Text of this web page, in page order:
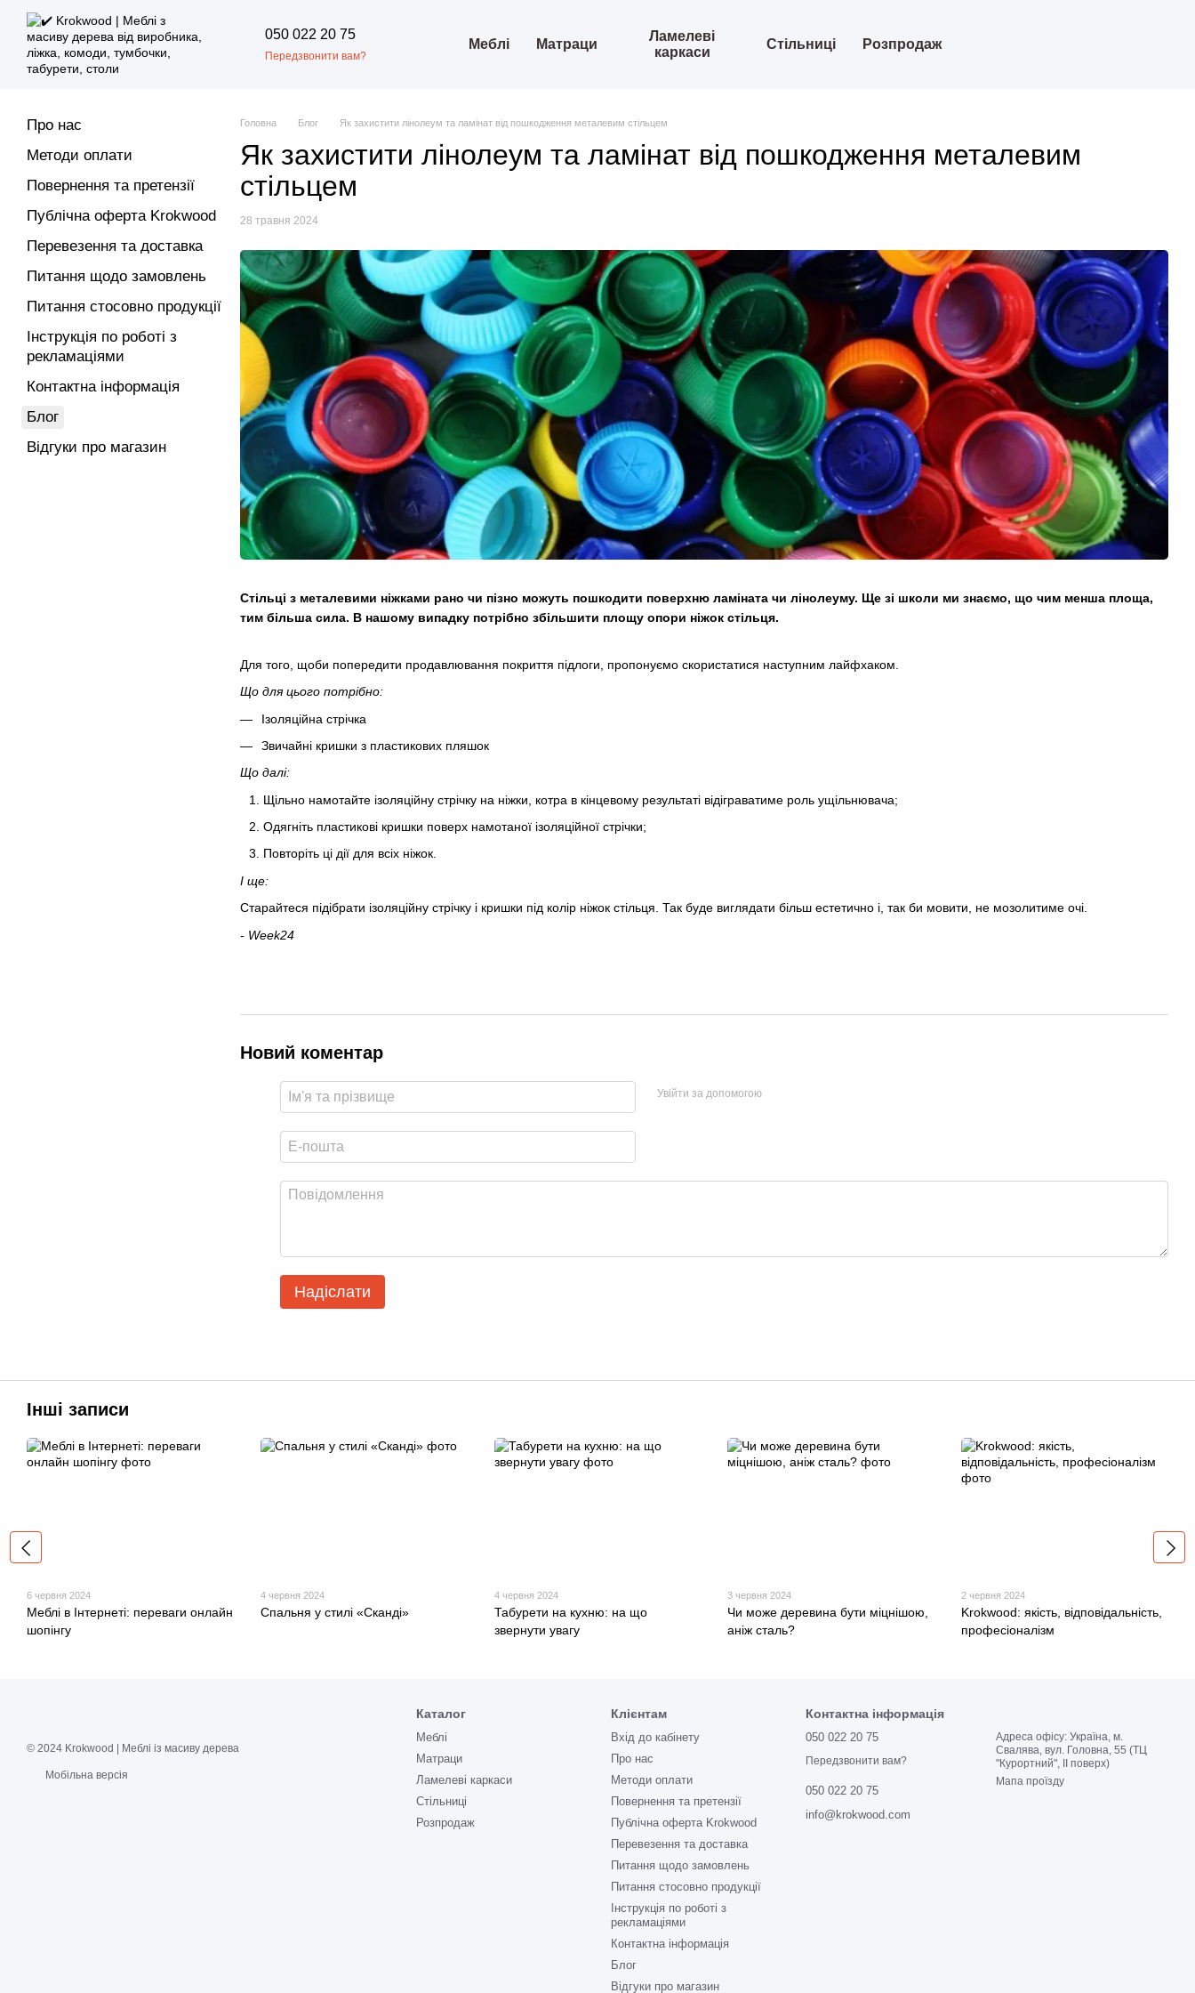
Перейти до основного контенту
050 022 20 75
Передзвонити вам?
Меблі Матраци
Ламелеві
каркаси
Стільниці Розпродаж
Головна Блог Як захистити лінолеум та ламінат від пошкодження металевим стільцем
Як захистити лінолеум та ламінат від пошкодження металевим
стільцем
28 травня 2024
Стільці з металевими ніжками рано чи пізно можуть пошкодити поверхню ламіната чи лінолеуму. Ще зі школи ми знаємо, що чим менша площа,
тим більша сила. В нашому випадку потрібно збільшити площу опори ніжок стільця.
Для того, щоби попередити продавлювання покриття підлоги, пропонуємо скористатися наступним лайфхаком.
Що для цього потрібно:
Ізоляційна стрічка
Звичайні кришки з пластикових пляшок
Що далі:
Щільно намотайте ізоляційну стрічку на ніжки, котра в кінцевому результаті відіграватиме роль ущільнювача;
Одягніть пластикові кришки поверх намотаної ізоляційної стрічки;
Повторіть ці дії для всіх ніжок.
І ще:
Старайтеся підібрати ізоляційну стрічку і кришки під колір ніжок стільця. Так буде виглядати більш естетично і, так би мовити, не мозолитиме очі.
- Week24
Новий коментар
Увійти за допомогою
Надіслати
Про нас
Методи оплати
Повернення та претензії
Публічна оферта Krokwood
Перевезення та доставка
Питання щодо замовлень
Питання стосовно продукції
Інструкція по роботі з
рекламаціями
Контактна інформація
Блог
Відгуки про магазин
Інші записи
6 червня 2024
Меблі в Інтернеті: переваги онлайн
шопінгу
4 червня 2024
Спальня у стилі «Сканді»
4 червня 2024
Табурети на кухню: на що
звернути увагу
3 червня 2024
Чи може деревина бути міцнішою,
аніж сталь?
2 червня 2024
Krokwood: якість, відповідальність,
професіоналізм
© 2024 Krokwood | Меблі із масиву дерева
Мобільна версія
Каталог
Меблі
Матраци
Ламелеві каркаси
Стільниці
Розпродаж
Клієнтам
Вхід до кабінету
Про нас
Методи оплати
Повернення та претензії
Публічна оферта Krokwood
Перевезення та доставка
Питання щодо замовлень
Питання стосовно продукції
Інструкція по роботі з
рекламаціями
Контактна інформація
Блог
Відгуки про магазин
Контактна інформація
050 022 20 75
Передзвонити вам?
050 022 20 75
info@krokwood.com
Адреса офісу: Україна, м.
Свалява, вул. Головна, 55 (ТЦ
"Курортний", ІІ поверх)
Мапа проїзду